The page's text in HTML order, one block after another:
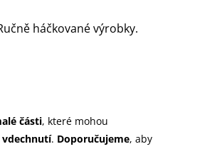
háčkované výrobky.
části, které mohou
vdechnutí. Doporučujeme, aby